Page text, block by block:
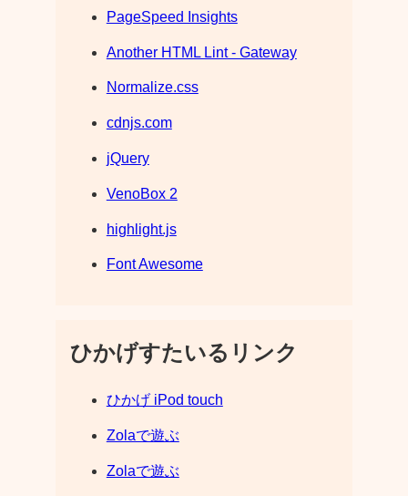
PageSpeed Insights
Another HTML Lint - Gateway
Normalize.css
cdnjs.com
jQuery
VenoBox 2
highlight.js
Font Awesome
ひかげすたいるリンク
ひかげ iPod touch
Zolaで遊ぶ
Zolaで遊ぶ